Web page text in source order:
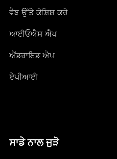
ਵੈਬ ਉੱਤੇ ਕੋਸ਼ਿਸ਼ ਕਰੋ
ਆਈਓਐਸ ਐਪ
ਐਂਡਰਾਇਡ ਐਪ
ਏਪੀਆਈ
ਸਾਡੇ ਨਾਲ ਜੁੜੋ